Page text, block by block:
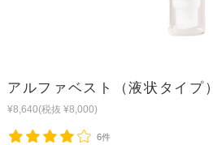
アルファベスト（液状タイプ）
¥8,640(税抜 ¥8,000)
6件